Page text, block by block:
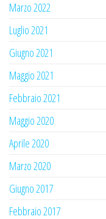
Marzo 2022
Luglio 2021
Giugno 2021
Maggio 2021
Febbraio 2021
Maggio 2020
Aprile 2020
Marzo 2020
Giugno 2017
Febbraio 2017